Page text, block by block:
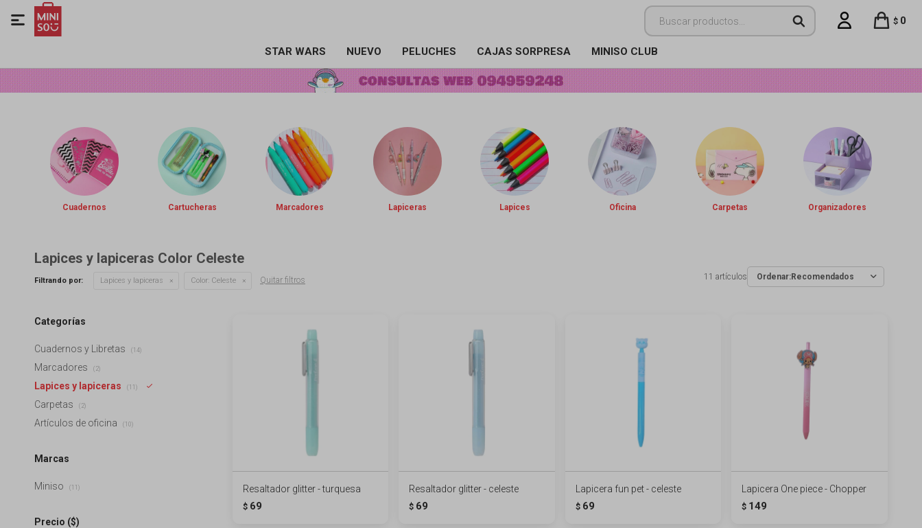
STAR WARS NUEVO PELUCHES CAJAS SORPRESA MINISO CLUB
$ 0

Cuadernos Cartucheras Marcadores Lapiceras Lapices Oficina Carpetas Organizadores
Lapices y lapiceras Color Celeste
11 artículos Recomendados
Filtrando por: Lapices y lapiceras Color: Celeste Quitar filtros
Resaltador glitter - turquesa
$ 69
Resaltador glitter - celeste
$ 69
Lapicera fun pet - celeste
$ 69
Lapicera One piece - Chopper
$ 149
Categorías
Cuadernos y Libretas (14)
Marcadores (2)
Lapices y lapiceras (11)
Carpetas (2)
Artículos de oficina (10)
Marcas
Miniso (11)
Precio ($)